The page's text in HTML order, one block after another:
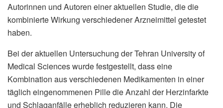
Autorinnen und Autoren einer aktuellen Studie, die die
kombinierte Wirkung verschiedener Arzneimittel getestet
haben.
Bei der aktuellen Untersuchung der Tehran University of
Medical Sciences wurde festgestellt, dass eine
Kombination aus verschiedenen Medikamenten in einer
täglich eingenommenen Pille die Anzahl der Herzinfarkte
und Schlaganfälle erheblich reduzieren kann. Die